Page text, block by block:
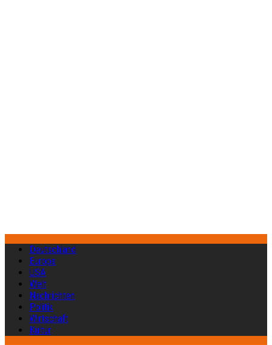
Deutschland
Europa
USA
Welt
Nachrichten
Politik
Wirtschaft
Kultur